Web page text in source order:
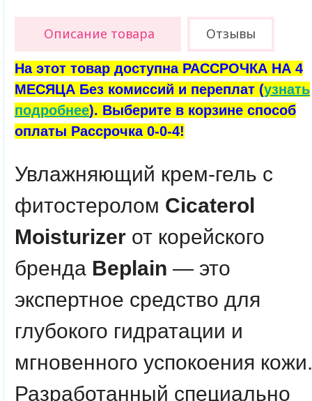
Описание товара Отзывы
На этот товар доступна РАССРОЧКА НА 4
МЕСЯЦА Без комиссий и переплат (узнать
подробнее). Выберите в корзине способ
оплаты Рассрочка 0-0-4!
Увлажняющий крем-гель с
фитостеролом Cicaterol
Moisturizer от корейского
бренда Beplain — это
экспертное средство для
глубокого гидратации и
мгновенного успокоения кожи.
Разработанный специально